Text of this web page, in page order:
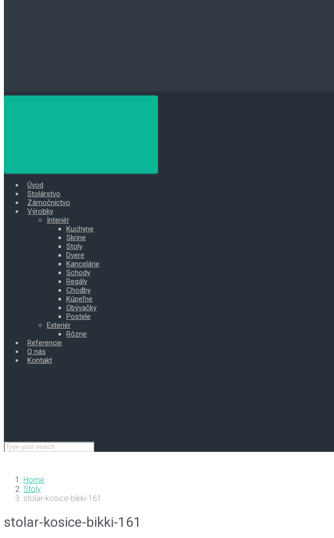
Úvod
Stolárstvo
Zámočníctvo
Výrobky
Interiér
Kuchyne
Skrine
Stoly
Dvere
Kancelárie
Schody
Regály
Chodby
Kúpeľne
Obývačky
Postele
Exteriér
Rôzne
Referencie
O nás
Kontakt
Home
Stoly
stolar-kosice-bikki-161
stolar-kosice-bikki-161